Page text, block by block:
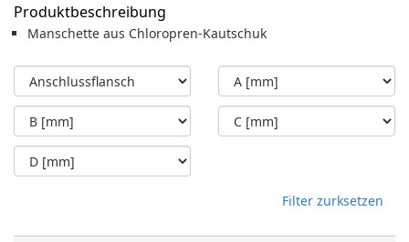
Produktbeschreibung
Manschette aus Chloropren-Kautschuk
Filter zurksetzen